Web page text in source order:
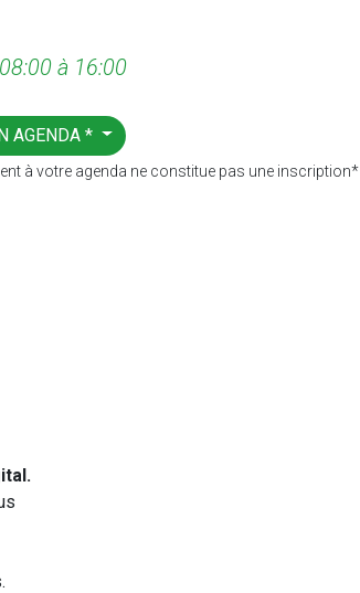
à 16:00
AGENDA *
à votre agenda ne constitue pas une inscription*